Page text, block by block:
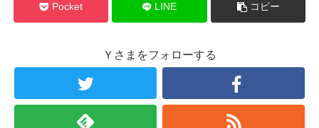
Pocket LINE コピー
Ｙさまをフォローする